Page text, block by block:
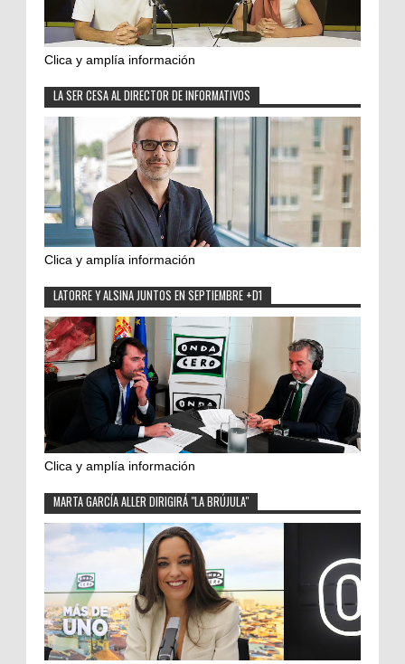
Clica y amplía información
LA SER CESA AL DIRECTOR DE INFORMATIVOS
Clica y amplía información
LATORRE Y ALSINA JUNTOS EN SEPTIEMBRE +D1
Clica y amplía información
MARTA GARCÍA ALLER DIRIGIRÁ "LA BRÚJULA"